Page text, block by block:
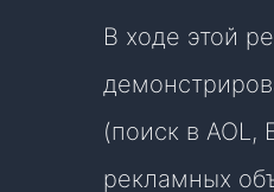
В ходе этой
(поиск в
рекламных